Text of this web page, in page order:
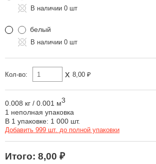
0 шт
белый
0 шт
Кол-во: x 8,00 ₽
0.008 кг / 0.001 м3
1 неполная упаковка
В 1 упаковке: 1 000 шт.
Добавить 999 шт. до полной упаковки
Итого: 8,00 ₽